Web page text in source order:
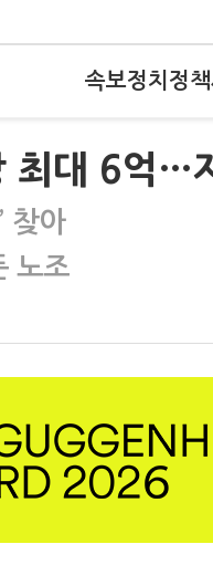
속보정치 정책
최대 6억…
찾아
노조